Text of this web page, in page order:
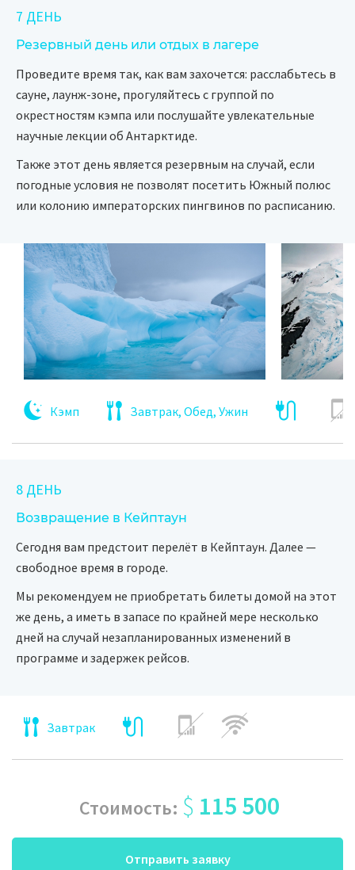
7 ДЕНЬ
Резервный день или отдых в лагере
Проведите время так, как вам захочется: расслабьтесь в
сауне, лаунж-зоне, прогуляйтесь с группой по
окрестностям кэмпа или послушайте увлекательные
научные лекции об Антарктиде.
Также этот день является резервным на случай, если
погодные условия не позволят посетить Южный полюс
или колонию императорских пингвинов по расписанию.
Кэмп Завтрак, Обед, Ужин
8 ДЕНЬ
Возвращение в Кейптаун
Сегодня вам предстоит перелёт в Кейптаун. Далее —
свободное время в городе.
Мы рекомендуем не приобретать билеты домой на этот
же день, а иметь в запасе по крайней мере несколько
дней на случай незапланированных изменений в
программе и задержек рейсов.
Завтрак
Стоимость: $ 115 500
Отправить заявку